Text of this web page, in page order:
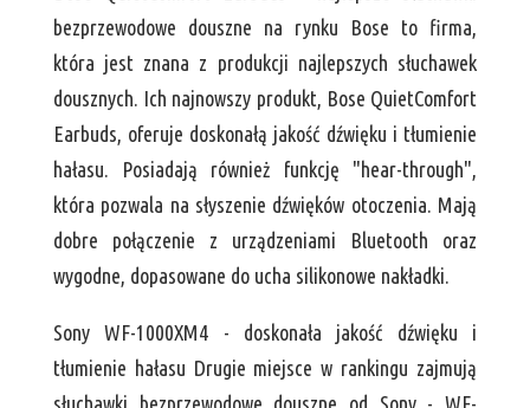
bezprzewodowe douszne na rynku Bose to firma,
która jest znana z produkcji najlepszych słuchawek
dousznych. Ich najnowszy produkt, Bose QuietComfort
Earbuds, oferuje doskonałą jakość dźwięku i tłumienie
hałasu. Posiadają również funkcję "hear-through",
która pozwala na słyszenie dźwięków otoczenia. Mają
dobre połączenie z urządzeniami Bluetooth oraz
wygodne, dopasowane do ucha silikonowe nakładki.
Sony WF-1000XM4 - doskonała jakość dźwięku i
tłumienie hałasu Drugie miejsce w rankingu zajmują
słuchawki bezprzewodowe douszne od Sony - WF-